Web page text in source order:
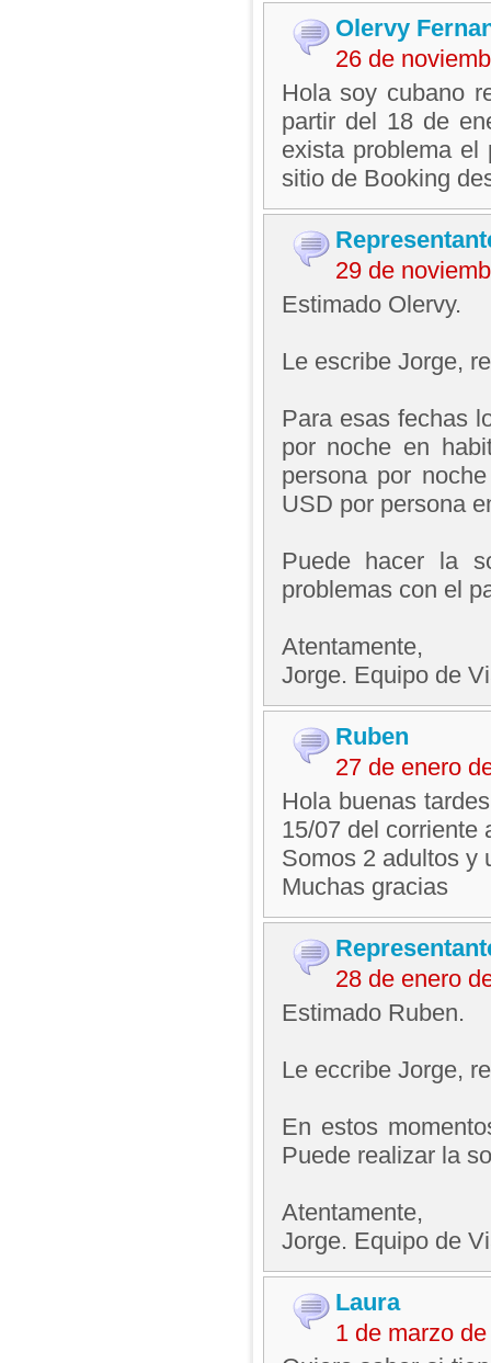
Olervy
26 de
Hola soy cubano
partir del 18 de
exista problema
sitio de Booking
29 de
Estimado Olervy.
Le escribe Jorge,
Para esas fechas
por noche en
persona por
USD por persona
Puede hacer la
problemas con el
Atentamente,
Jorge. Equipo de
Ruben
27 de enero
Hola buenas
15/07 del corriente
Somos 2 adultos y
Muchas gracias
28 de enero
Estimado Ruben.
Le eccribe Jorge,
En estos
Puede realizar la
Atentamente,
Jorge. Equipo de
Laura
1 de marzo